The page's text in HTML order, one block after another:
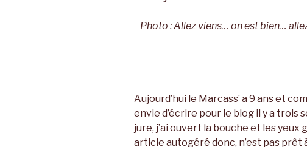
Photo : Allez viens… on est bien…
Aujourd’hui le Marcass’ a 9 ans et
envie d’écrire pour le blog il y a trois
jure, j’ai ouvert la bouche et les yeux
article autogéré donc, n’est pas prêt